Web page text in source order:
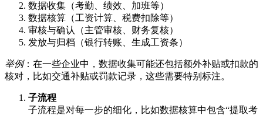
数据收集（考勤、绩效、加班等）
数据核算（工资计算、税费扣除等）
审核与确认（主管审核、财务复核）
发放与归档（银行转账、生成工资条）
举例：在一些企业中，数据收集可能还包括额外补贴或扣款的
核对，比如交通补贴或罚款记录，这些需要特别标注。
子流程
子流程是对每一步的细化，比如数据核算中包含“提取考